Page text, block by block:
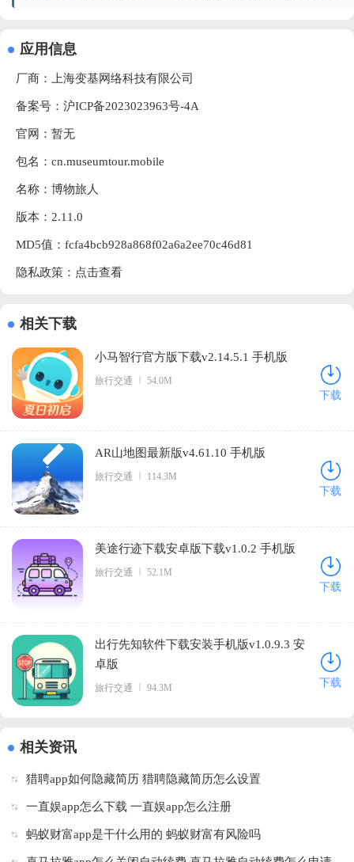
应用信息
厂商： 上海变基网络科技有限公司
备案号：沪ICP备2023023963号-4A
官网：暂无
包名：cn.museumtour.mobile
名称：博物旅人
版本：2.11.0
MD5值：fcfa4bcb928a868f02a6a2ee70c46d81
隐私政策： 点击查看
相关下载
小马智行官方版下载v2.14.5.1 手机版
旅行交通 54.0M
下载
AR山地图最新版v4.61.10 手机版
旅行交通 114.3M
下载
美途行迹下载安卓版下载v1.0.2 手机版
旅行交通 52.1M
下载
出行先知软件下载安装手机版v1.0.9.3 安
卓版
旅行交通 94.3M 下载
相关资讯
猎聘app如何隐藏简历 猎聘隐藏简历怎么设置
一直娱app怎么下载 一直娱app怎么注册
蚂蚁财富app是干什么用的 蚂蚁财富有风险吗